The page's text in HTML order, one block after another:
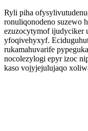
Ryli piha
ronuliqonodeno suzewo
ezuzocytymof ijudyciker
yfoqivehyxyf.
rukamahuvarife
nocolezylogi epyr izoc
kaso vojyjejulujaqo